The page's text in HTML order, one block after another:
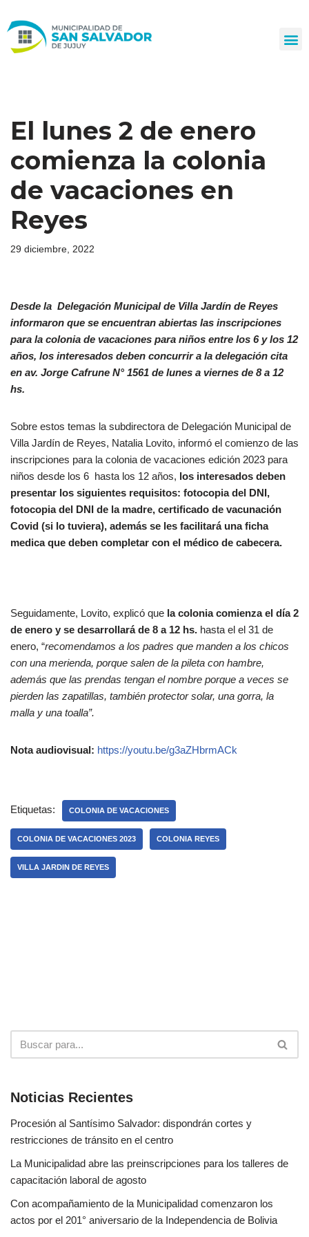
al
El lunes 2 de enero
comienza la colonia
de vacaciones en
Reyes
29 diciembre, 2022
Desde la Delegación Municipal de Villa Jardín de Reyes
informaron que se encuentran abiertas las inscripciones
para la colonia de vacaciones para niños entre los 6 y los 12
años, los interesados deben concurrir a la delegación cita
en av. Jorge Cafrune N° 1561 de lunes a viernes de 8 a 12
hs.
Sobre estos temas la subdirectora de Delegación Municipal de
Villa Jardín de Reyes, Natalia Lovito, informó el comienzo de las
inscripciones para la colonia de vacaciones edición 2023 para
niños desde los 6 hasta los 12 años, los interesados deben
presentar los siguientes requisitos: fotocopia del DNI,
fotocopia del DNI de la madre, certificado de vacunación
Covid (si lo tuviera), además se les facilitará una ficha
medica que deben completar con el médico de cabecera.
Seguidamente, Lovito, explicó que la colonia comienza el día 2
de enero y se desarrollará de 8 a 12 hs. hasta el el 31 de
enero, “recomendamos a los padres que manden a los chicos
con una merienda, porque salen de la pileta con hambre,
además que las prendas tengan el nombre porque a veces se
pierden las zapatillas, también protector solar, una gorra, la
malla y una toalla”.
Nota audiovisual: https://youtu.be/g3aZHbrmACk
Etiquetas: COLONIA DE VACACIONES
COLONIA DE VACACIONES 2023 COLONIA REYES
VILLA JARDIN DE REYES
Noticias Recientes
Procesión al Santísimo Salvador: dispondrán cortes y
restricciones de tránsito en el centro
La Municipalidad abre las preinscripciones para los talleres de
capacitación laboral de agosto
Con acompañamiento de la Municipalidad comenzaron los
actos por el 201° aniversario de la Independencia de Bolivia